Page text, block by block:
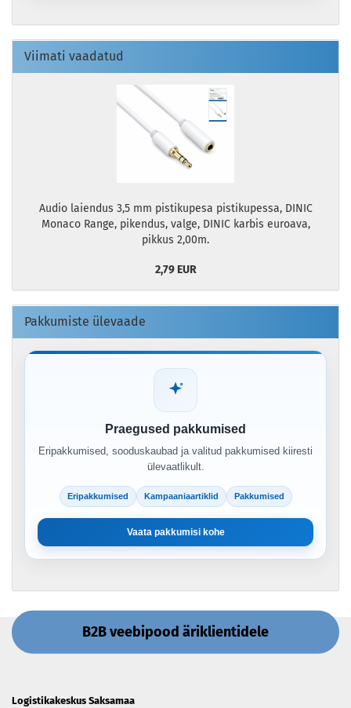
Viimati vaadatud
Audio laiendus 3,5 mm pistikupesa pistikupessa, DINIC
Monaco Range, pikendus, valge, DINIC karbis euroava,
pikkus 2,00m.
2,79 EUR
Pakkumiste ülevaade
Praegused pakkumised
Eripakkumised, sooduskaubad ja valitud pakkumised kiiresti
ülevaatlikult.
Eripakkumised Kampaaniaartiklid Pakkumised
Vaata pakkumisi kohe
B2B veebipood äriklientidele
Logistikakeskus Saksamaa